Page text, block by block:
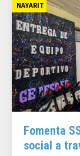
NAYARIT
Fomenta
social a